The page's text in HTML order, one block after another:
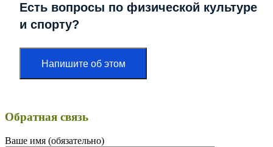
Есть вопросы по физической культуре
и спорту?
Напишите об этом
Обратная связь
Ваше имя (обязательно)